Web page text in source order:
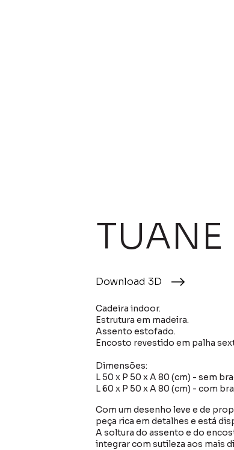
TUANE
Download 3D
Cadeira indoor.
Estrutura em madeira.
Assento estofado.
Encosto revestido em palha
Dimensões:
L 50 x P 50 x A 80 (cm) - sem
L 60 x P 50 x A 80 (cm) - com
Com um desenho leve e de
peça rica em detalhes e está
A soltura do assento e do
integrar com sutileza aos mais